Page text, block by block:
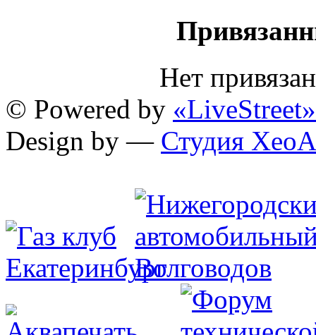
Нет
© Powered by «LiveStreet»
Design by — Студия